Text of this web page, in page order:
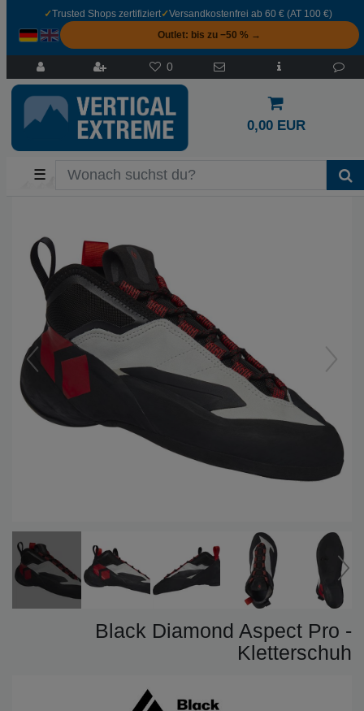
✓Trusted Shops zertifiziert✓Versandkostenfrei ab 60 € (AT 100 €)
Outlet: bis zu −50 % →
0
0,00 EUR
☰
Black Diamond Aspect Pro -
Kletterschuh